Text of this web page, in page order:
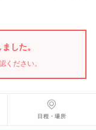
した。
ださい。
日程・場所